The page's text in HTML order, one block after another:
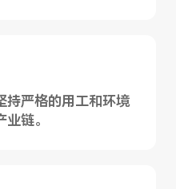
持严格的用工和环境
链。